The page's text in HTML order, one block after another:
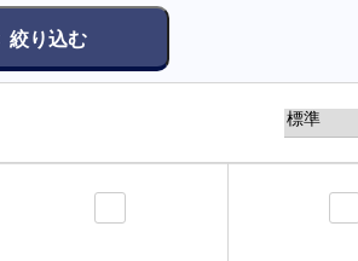
絞り込む